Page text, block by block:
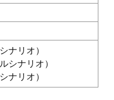
ナリオ）
シナリオ）
ナリオ）